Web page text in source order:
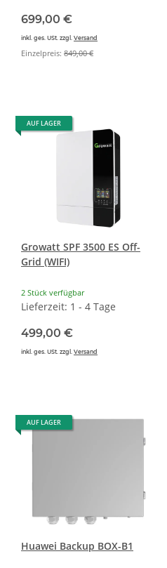
699,00 €
inkl. ges. USt. zzgl. Versand
Einzelpreis: 849,00 €
AUF LAGER
Growatt SPF 3500 ES Off-
Grid (WIFI)
2 Stück verfügbar
Lieferzeit: 1 - 4 Tage
499,00 €
inkl. ges. USt. zzgl. Versand
AUF LAGER
Huawei Backup BOX-B1